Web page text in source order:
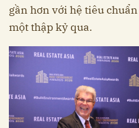
gần hơn với hệ tiêu
một thập kỷ qua.